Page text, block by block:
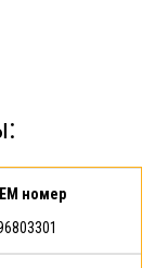
номер